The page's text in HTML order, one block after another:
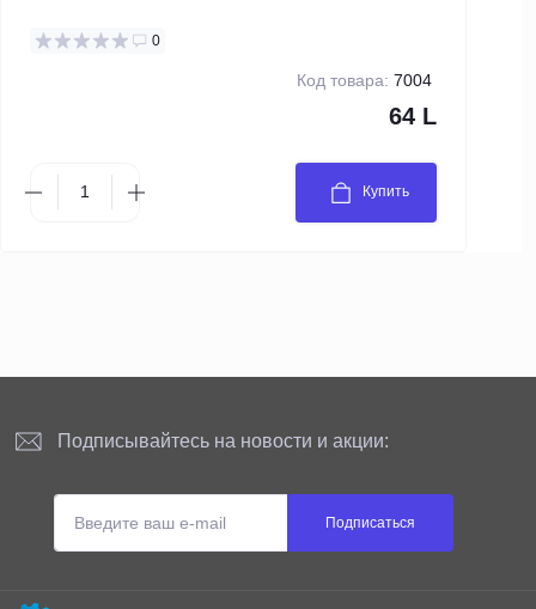
0
Код товара: 7004
64 L
Купить
Подписывайтесь на новости и акции:
Подписаться